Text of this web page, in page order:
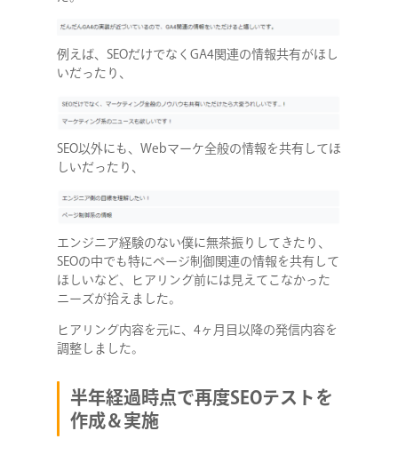
COMPANY
SERVICE
STAFF BLOG
NEWS
CONTACT
例えば、SEOだけでなくGA4関連の情報共有がほし
いだったり、
SEO以外にも、Webマーケ全般の情報を共有してほ
しいだったり、
エンジニア経験のない僕に無茶振りしてきたり、
SEOの中でも特にページ制御関連の情報を共有して
ほしいなど、ヒアリング前には見えてこなかった
ニーズが拾えました。
ヒアリング内容を元に、4ヶ月目以降の発信内容を
調整しました。
半年経過時点で再度SEOテストを
作成＆実施